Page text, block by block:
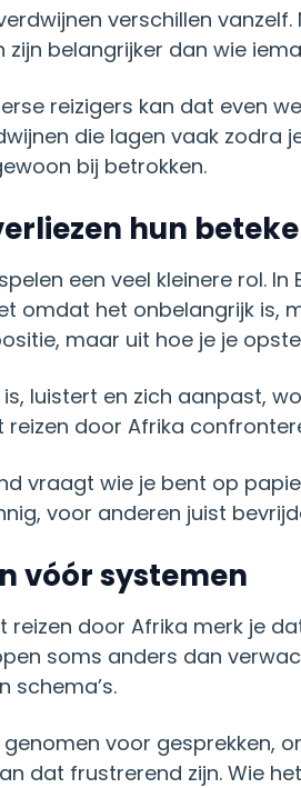
verschillen
zijn belangrijker dan wie
reizigers kan dat even
die lagen vaak zodra
bij betrokken.
hun
een veel kleinere rol.
omdat het onbelangrijk is,
maar uit hoe je je
luistert en zich aanpast,
reizen door Afrika
vraagt wie je bent op
voor anderen juist
vóór systemen
reizen door Afrika merk je
soms anders dan
schema’s.
voor gesprekken,
dat frustrerend zijn. Wie